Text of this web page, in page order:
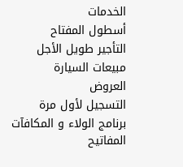
الخدمات
أسطول المفتاح
التأجير طويل الأجل
مبيعات السيارة
العروض
التسجيل لأول مرة
برنامج الولاء و المكافآت
المفاتيح